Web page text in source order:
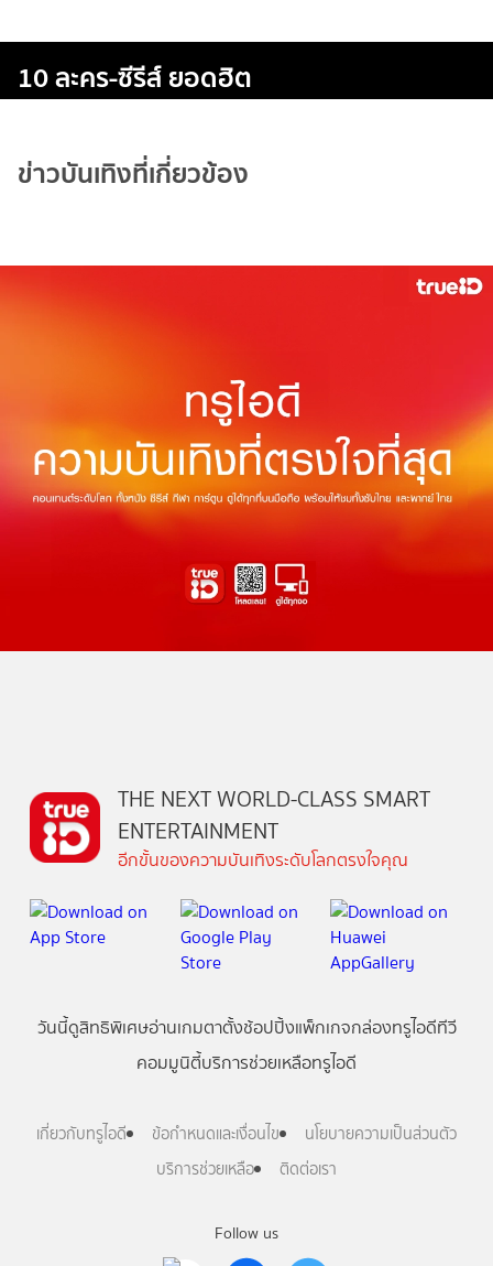
10 ละคร-ซีรีส์ ยอดฮิต
ข่าวบันเทิงที่เกี่ยวข้อง
Follow us
THE NEXT WORLD-CLASS SMART
ENTERTAINMENT
อีกขั้นของความบันเทิงระดับโลกตรงใจคุณ
วันนี้ดูสิทธิพิเศษอ่านเกมตาตั้งช้อปปิ้งแพ็กเกจกล่องทรูไอดีทีวี
คอมมูนิตี้บริการช่วยเหลือทรูไอดี
เกี่ยวกับทรูไอดี ข้อกำหนดและเงื่อนไข
นโยบายความเป็นส่วนตัว
บริการช่วยเหลือ
ติดต่อเรา